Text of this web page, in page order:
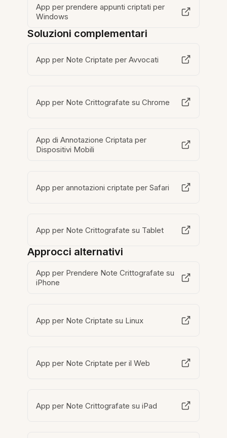
App per prendere appunti criptati per
Windows
Soluzioni complementari
App per Note Criptate per Avvocati
App per Note Crittografate su Chrome
App di Annotazione Criptata per
Dispositivi Mobili
App per annotazioni criptate per Safari
App per Note Crittografate su Tablet
Approcci alternativi
App per Prendere Note Crittografate su
iPhone
App per Note Criptate su Linux
App per Note Criptate per il Web
App per Note Crittografate su iPad